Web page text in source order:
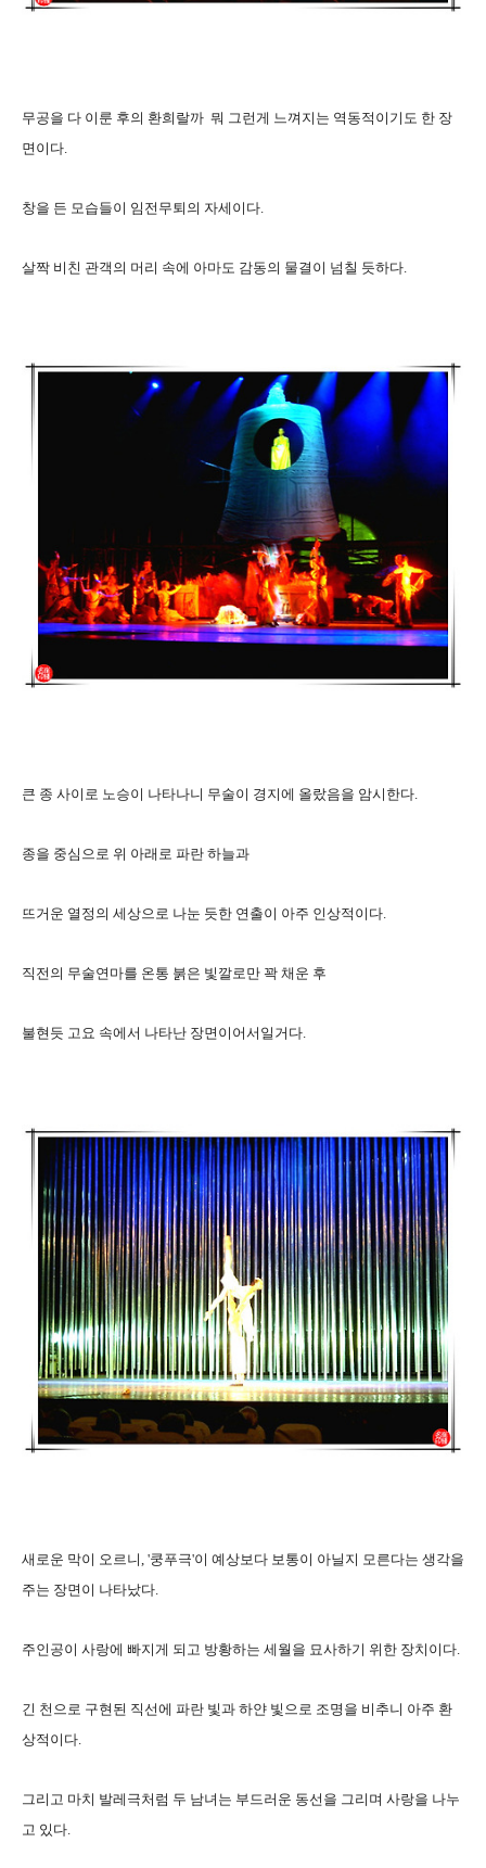
무공을 다 이룬 후의 환희랄까 뭐 그런게 느껴지는 역동적이기도 한 장
면이다.
창을 든 모습들이 임전무퇴의 자세이다.
살짝 비친 관객의 머리 속에 아마도 감동의 물결이 넘칠 듯하다.
큰 종 사이로 노승이 나타나니 무술이 경지에 올랐음을 암시한다.
종을 중심으로 위 아래로 파란 하늘과
뜨거운 열정의 세상으로 나눈 듯한 연출이 아주 인상적이다.
직전의 무술연마를 온통 붉은 빛깔로만 꽉 채운 후
불현듯 고요 속에서 나타난 장면이어서일거다.
새로운 막이 오르니, '쿵푸극'이 예상보다 보통이 아닐지 모른다는 생각을
주는 장면이 나타났다.
주인공이 사랑에 빠지게 되고 방황하는 세월을 묘사하기 위한 장치이다.
긴 천으로 구현된 직선에 파란 빛과 하얀 빛으로 조명을 비추니 아주 환
상적이다.
그리고 마치 발레극처럼 두 남녀는 부드러운 동선을 그리며 사랑을 나누
고 있다.